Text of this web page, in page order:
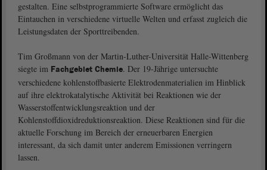
gestalten. Eine selbstprogrammierte Software ermöglicht das
Eintauchen in verschiedene virtuelle Welten und erfasst zugleich die
Leistungsdaten der Sporttreibenden.
Tim Großmann von der Martin-Luther-Universität Halle-Wittenberg
siegte im Fachgebiet Chemie. Der 19-Jährige untersuchte
verschiedene kohlenstoffbasierte Elektrodenmaterialien im Hinblick
auf ihre elektrokatalytische Aktivität bei Reaktionen wie der
Wasserstoffentwicklungsreaktion und der
Kohlenstoffdioxidreduktionsreaktion. Diese Reaktionen sind für die
aktuelle Forschung im Bereich der erneuerbaren Energien
interessant, da sich damit unter anderem Emissionen verringern
lassen.